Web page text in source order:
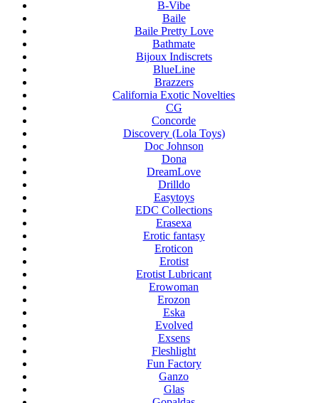
B-Vibe
Baile
Baile Pretty Love
Bathmate
Bijoux Indiscrets
BlueLine
Brazzers
California Exotic Novelties
CG
Concorde
Discovery (Lola Toys)
Doc Johnson
Dona
DreamLove
Drilldo
Easytoys
EDC Collections
Erasexa
Erotic fantasy
Eroticon
Erotist
Erotist Lubricant
Erowoman
Erozon
Eska
Evolved
Exsens
Fleshlight
Fun Factory
Ganzo
Glas